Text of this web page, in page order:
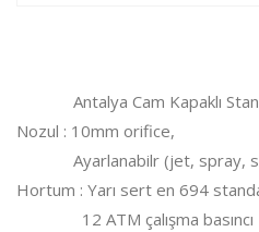
Antalya Cam Kapaklı
Nozul : 10mm orifice,
Ayarlanabilr (jet, spray,
Hortum : Yarı sert en 694
12 ATM çalışma basıncı